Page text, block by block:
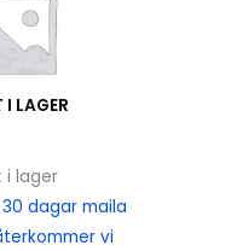
I LAGER
i lager
dagar maila
vi